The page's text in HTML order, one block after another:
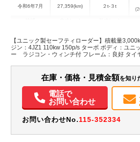
令和6年7月 27,359(km) ２t-３t
群馬県
W:2,060
H:110
W:2,190
H:2,250
パワステ パワーウィンドウ ABS エ
電動格納ミラー
ETC バックモニター
取扱説明
PMマフラー
【ユニック製セーフティローダー】積載量
ジン：4JZ1 110kw 150p/s ターボ ボディ：ユ
ー ラジコン・ウィンチ付 フレーム：良好 タイ
100L バックカメラ、ETC ルーフキャリア
在庫・価格・見積金額を知り
電話で
お問い合わせ
お問い合わせNo.115-352334